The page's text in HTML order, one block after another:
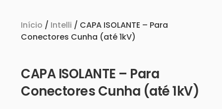
Início / Intelli / CAPA ISOLANTE – Para
Conectores Cunha (até 1kV)
CAPA ISOLANTE – Para
Conectores Cunha (até 1kV)